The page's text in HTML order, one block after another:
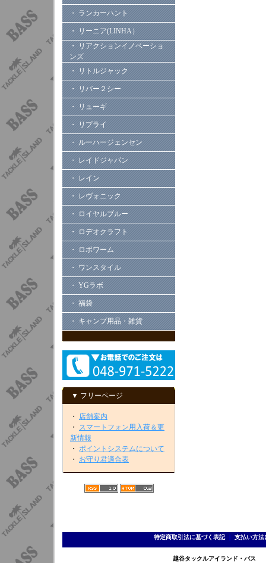
・ ランカーハント
・ リーニア(LINHA）
・ リアクションイノベーショ
ンズ
・ リトルジャック
・ リバー２シー
・ リューギ
・ リプライ
・ ルーハージェンセン
・ レイドジャパン
・ レイン
・ レヴォニック
・ ロイヤルブルー
・ ロデオクラフト
・ ロボワーム
・ ワンスタイル
・ YGラボ
・ 福袋
・ キャンプ用品・雑貨
▼ フリーページ
・ 店舗案内
・ スマートフォン用入荷＆更
新情報
・ ポイントシステムについて
・ お守り君適合表
特定商取引法に基づく表記｜ 支払い方法
越谷タックルアイランド・バ